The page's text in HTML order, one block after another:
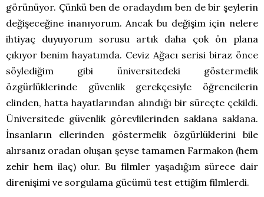
görünüyor. Çünkü ben de oradaydım ben de bir şeylerin
değişeceğine inanıyorum. Ancak bu değişim için nelere
ihtiyaç duyuyorum sorusu artık daha çok ön plana
çıkıyor benim hayatımda. Ceviz Ağacı serisi biraz önce
söylediğim gibi üniversitedeki göstermelik
özgürlüklerinde güvenlik gerekçesiyle öğrencilerin
elinden, hatta hayatlarından alındığı bir süreçte çekildi.
Üniversitede güvenlik görevlilerinden saklana saklana.
İnsanların ellerinden göstermelik özgürlüklerini bile
alırsanız oradan oluşan şeyse tamamen Farmakon (hem
zehir hem ilaç) olur. Bu filmler yaşadığım sürece dair
direnişimi ve sorgulama gücümü test ettiğim filmlerdi.